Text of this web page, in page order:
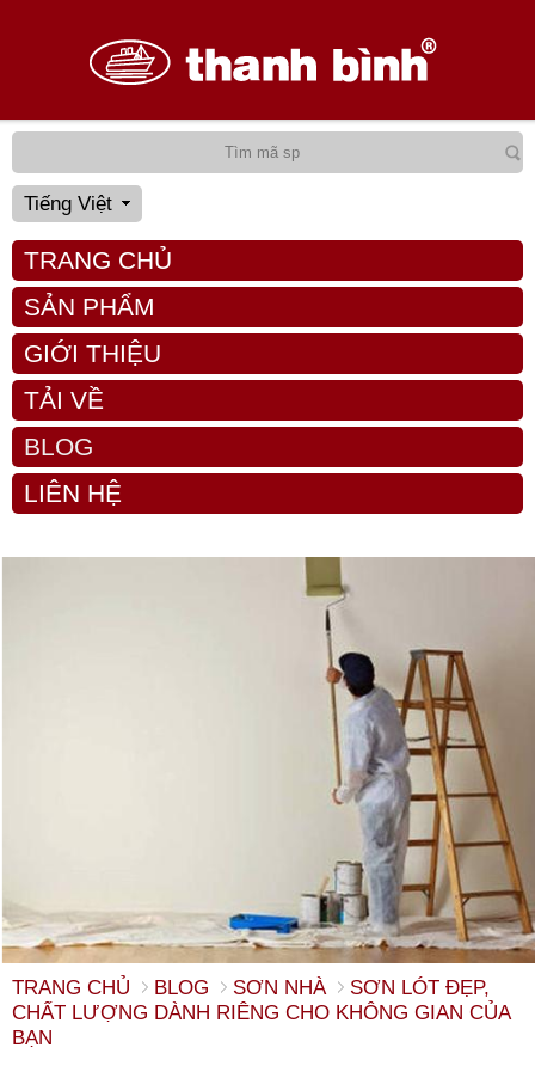
Tiếng Việt
TRANG CHỦ
SẢN PHẨM
GIỚI THIỆU
TẢI VỀ
BLOG
LIÊN HỆ
TRANG CHỦ BLOG SƠN NHÀ
SƠN LÓT ĐẸP,
CHẤT LƯỢNG DÀNH RIÊNG CHO KHÔNG GIAN CỦA
BẠN